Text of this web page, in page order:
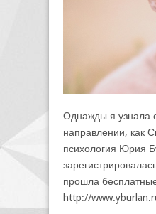
Однажды я узнала
направлении, как
психология Юрия
прошла
http://